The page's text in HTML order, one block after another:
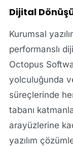
Dijital
Kurumsal
performanslı
Octopus
yolculuğunda
süreçlerinde
tabanı
arayüzlerine
yazılım